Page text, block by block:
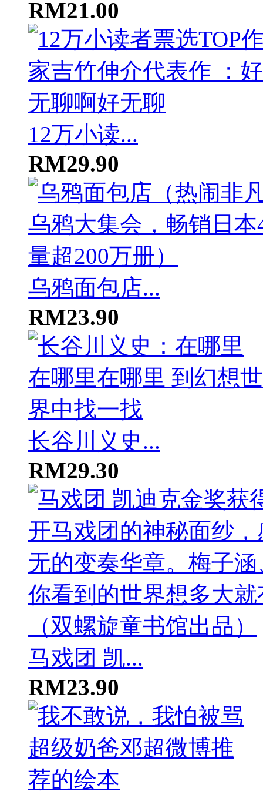
RM21.00
12万小读...
RM29.90
乌鸦面包店...
RM23.90
长谷川义史...
RM29.30
马戏团 凯...
RM23.90